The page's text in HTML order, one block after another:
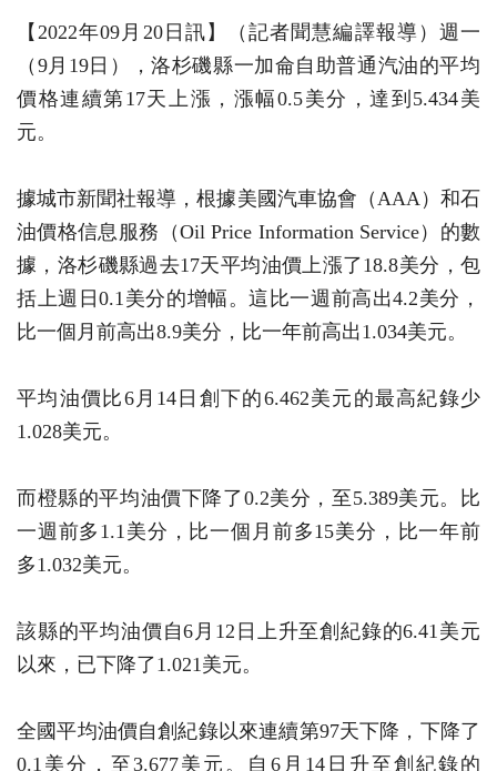
【2022年09月20日訊】（記者聞慧編譯報導）週一
（9月19日），洛杉磯縣一加侖自助普通汽油的平均
價格連續第17天上漲，漲幅0.5美分，達到5.434美
元。
據城市新聞社報導，根據美國汽車協會（AAA）和石
油價格信息服務（Oil Price Information Service）的數
據，洛杉磯縣過去17天平均油價上漲了18.8美分，包
括上週日0.1美分的增幅。這比一週前高出4.2美分，
比一個月前高出8.9美分，比一年前高出1.034美元。
平均油價比6月14日創下的6.462美元的最高紀錄少
1.028美元。
而橙縣的平均油價下降了0.2美分，至5.389美元。比
一週前多1.1美分，比一個月前多15美分，比一年前
多1.032美元。
該縣的平均油價自6月12日上升至創紀錄的6.41美元
以來，已下降了1.021美元。
全國平均油價自創紀錄以來連續第97天下降，下降了
0.1美分，至3.677美元。自6月14日升至創紀錄的